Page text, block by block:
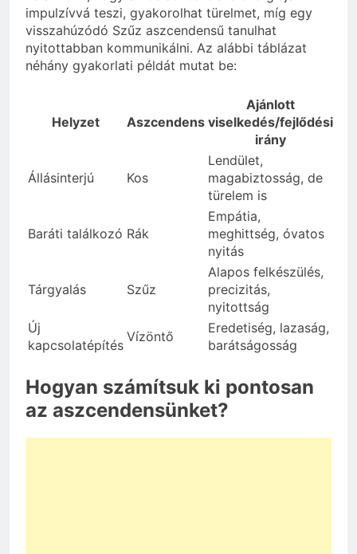
impulzívvá teszi, gyakorolhat türelmet, míg egy
visszahúzódó Szűz aszcendensű tanulhat
nyitottabban kommunikálni. Az alábbi táblázat
néhány gyakorlati példát mutat be:
Helyzet Aszcendens
Ajánlott
viselkedés/fejlődési
irány
Állásinterjú Kos
Lendület,
magabiztosság, de
türelem is
Baráti találkozó Rák
Empátia,
meghittség, óvatos
nyitás
Tárgyalás Szűz
Alapos felkészülés,
precizitás,
nyitottság
Új
kapcsolatépítés
Vízöntő
Eredetiség, lazaság,
barátságosság
Hogyan számítsuk ki pontosan
az aszcendensünket?